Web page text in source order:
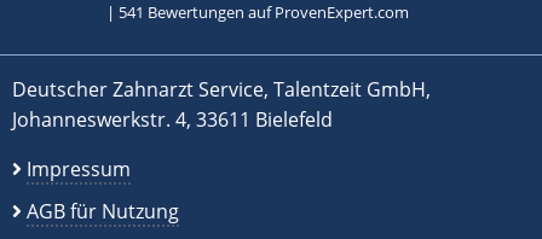
| 541 Bewertungen auf ProvenExpert.com
Deutscher Zahnarzt Service, Talentzeit GmbH,
Johanneswerkstr. 4, 33611 Bielefeld
Impressum
AGB für Nutzung